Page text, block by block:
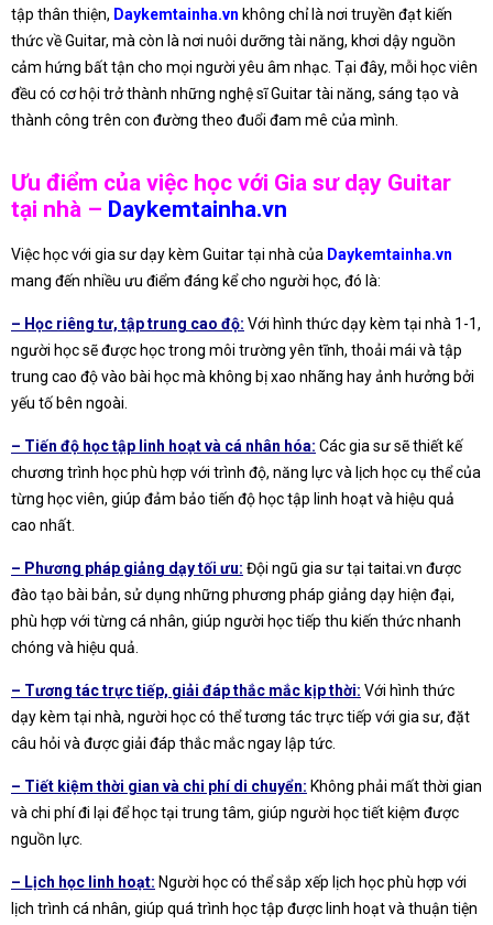
tập thân thiện, Daykemtainha.vn không chỉ là nơi truyền đạt kiến
thức về Guitar, mà còn là nơi nuôi dưỡng tài năng, khơi dậy nguồn
cảm hứng bất tận cho mọi người yêu âm nhạc. Tại đây, mỗi học viên
đều có cơ hội trở thành những nghệ sĩ Guitar tài năng, sáng tạo và
thành công trên con đường theo đuổi đam mê của mình.
Ưu điểm của việc học với Gia sư dạy Guitar
tại nhà – Daykemtainha.vn
Việc học với gia sư dạy kèm Guitar tại nhà của Daykemtainha.vn
mang đến nhiều ưu điểm đáng kể cho người học, đó là:
– Học riêng tư, tập trung cao độ: Với hình thức dạy kèm tại nhà 1-1,
người học sẽ được học trong môi trường yên tĩnh, thoải mái và tập
trung cao độ vào bài học mà không bị xao nhãng hay ảnh hưởng bởi
yếu tố bên ngoài.
– Tiến độ học tập linh hoạt và cá nhân hóa: Các gia sư sẽ thiết kế
chương trình học phù hợp với trình độ, năng lực và lịch học cụ thể của
từng học viên, giúp đảm bảo tiến độ học tập linh hoạt và hiệu quả
cao nhất.
– Phương pháp giảng dạy tối ưu: Đội ngũ gia sư tại taitai.vn được
đào tạo bài bản, sử dụng những phương pháp giảng dạy hiện đại,
phù hợp với từng cá nhân, giúp người học tiếp thu kiến thức nhanh
chóng và hiệu quả.
– Tương tác trực tiếp, giải đáp thắc mắc kịp thời: Với hình thức
dạy kèm tại nhà, người học có thể tương tác trực tiếp với gia sư, đặt
câu hỏi và được giải đáp thắc mắc ngay lập tức.
– Tiết kiệm thời gian và chi phí di chuyển: Không phải mất thời gian
và chi phí đi lại để học tại trung tâm, giúp người học tiết kiệm được
nguồn lực.
– Lịch học linh hoạt: Người học có thể sắp xếp lịch học phù hợp với
lịch trình cá nhân, giúp quá trình học tập được linh hoạt và thuận tiện